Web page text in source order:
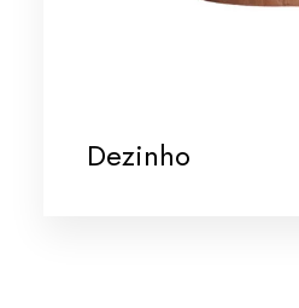
Dezinho